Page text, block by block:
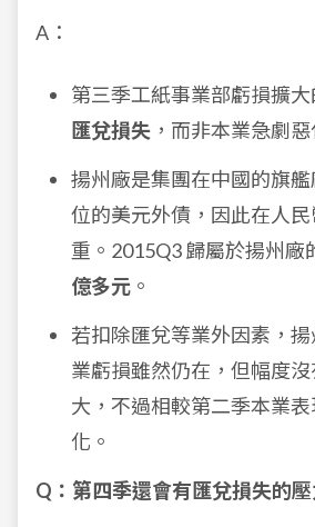
A：
第三季工紙事業部虧損擴
匯兌損失 ，而非本業急劇惡
揚州廠是集團在中國的旗
位的美元外債，因此在人
重。2015Q3 歸屬於揚州廠
億多元 。
若扣除匯兌等業外因素，
業虧損雖然仍在，但幅度
大，不過相較第二季本業
化。
Q：第四季還會有匯兌損失的壓